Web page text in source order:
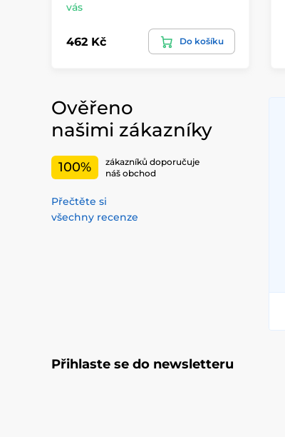
vás
462 Kč Do košíku
Ověřeno
našimi zákazníky
100%
zákazníků doporučuje
náš obchod
Přečtěte si
všechny recenze
Přihlaste se do newsletteru